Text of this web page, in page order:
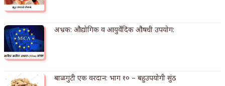
काळजाचे प्रेत
अभ्रक: औद्योगिक व आयुर्वेदिक औषधी उपयोग:
बाळगुटी एक वरदान: भाग १० – बहुउपयोगी सुंठ